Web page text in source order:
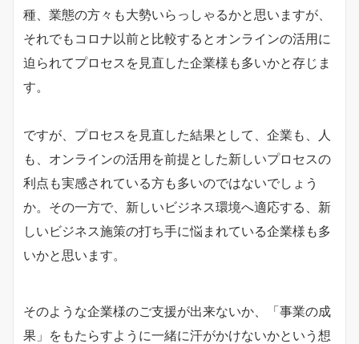
種、業態の方々も大勢いらっしゃるかと思いますが、
それでもコロナ以前と比較するとオンラインの活用に
迫られてプロセスを見直した企業様も多いかと存じま
す。
ですが、プロセスを見直した結果として、企業も、人
も、オンラインの活用を前提とした新しいプロセスの
利点も実感されている方も多いのではないでしょう
か。その一方で、新しいビジネス環境へ適応する、新
しいビジネス施策の打ち手に悩まれている企業様も多
いかと思います。
そのような企業様のご支援が出来ないか、「事業の成
果」をもたらすように一緒に汗がかけないかという想